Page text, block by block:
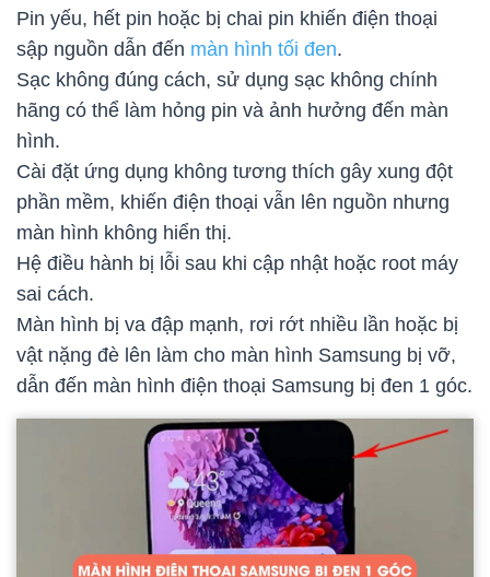
Pin yếu, hết pin hoặc bị chai pin khiến điện thoại
sập nguồn dẫn đến màn hình tối đen.
Sạc không đúng cách, sử dụng sạc không chính
hãng có thể làm hỏng pin và ảnh hưởng đến màn
hình.
Cài đặt ứng dụng không tương thích gây xung đột
phần mềm, khiến điện thoại vẫn lên nguồn nhưng
màn hình không hiển thị.
Hệ điều hành bị lỗi sau khi cập nhật hoặc root máy
sai cách.
Màn hình bị va đập mạnh, rơi rớt nhiều lần hoặc bị
vật nặng đè lên làm cho màn hình Samsung bị vỡ,
dẫn đến màn hình điện thoại Samsung bị đen 1 góc.